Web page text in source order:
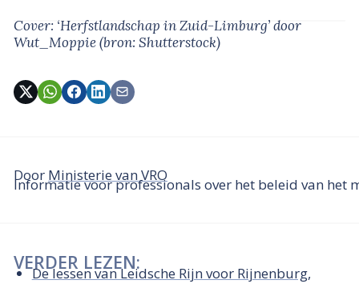
Cover: ‘Herfstlandschap in Zuid-Limburg’door
Wut_Moppie(bron: Shutterstock)
Door Ministerie van VRO
Informatie voor professionals over het beleid van het
VERDER LEZEN:
De lessen van Leidsche Rijn voor Rijnenburg,